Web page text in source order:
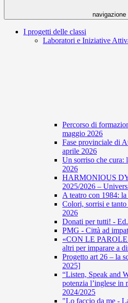
navigazione
I progetti delle classi
Laboratori e Iniziative
Percorso di
maggio 2026
Fase provinciale di
aprile 2026
Un sorriso che cura:
2026
HARMONIOUS
2025/2026 –
A teatro con 1984:
Colori, sorrisi e
2026
Donati per tutti! -
PMG - Città ad
«CON LE
altri per imparare a
Progetto art 26 – la
2025]
“Listen, Speak and
potenzia l’inglese in
2024/2025
"Lo faccio da me -